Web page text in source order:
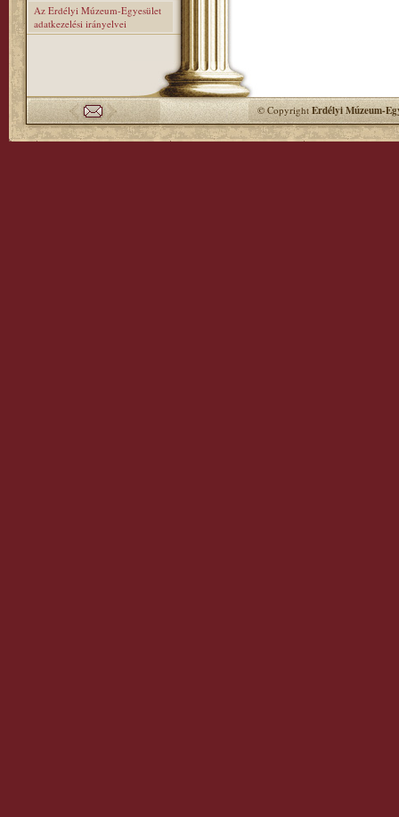
Az Erdélyi Múzeum-Egyesület
adatkezelési irányelvei
© CopyrightErdélyi Múzeum-